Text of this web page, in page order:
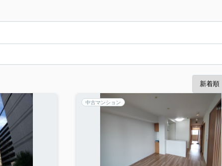
中古マンション